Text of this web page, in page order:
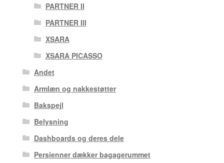
PARTNER II
PARTNER III
XSARA
XSARA PICASSO
Andet
Armlæn og nakkestøtter
Bakspejl
Belysning
Dashboards og deres dele
Persienner dækker bagagerummet